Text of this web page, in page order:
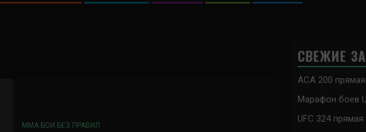
ММА БОИ БЕЗ ПРАВИЛ
СВЕЖИЕ
ACA 200
Марафон боев
UFC 324